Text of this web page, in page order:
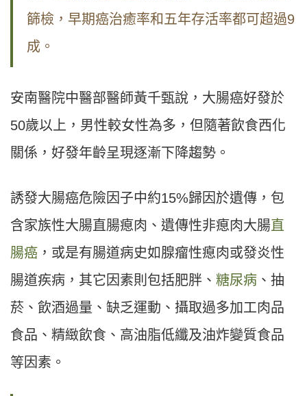
篩檢，早期癌治癒率和五年存活率都可超過9
成。
安南醫院中醫部醫師黃千甄說，大腸癌好發於
50歲以上，男性較女性為多，但隨著飲食西化
關係，好發年齡呈現逐漸下降趨勢。
誘發大腸癌危險因子中約15%歸因於遺傳，包
含家族性大腸直腸瘜肉、遺傳性非瘜肉大腸直
腸癌 ，或是有腸道病史如腺瘤性瘜肉或發炎性
腸道疾病，其它因素則包括肥胖、 糖尿病 、抽
菸、飲酒過量、缺乏運動、攝取過多加工肉品
食品、精緻飲食、高油脂低纖及油炸變質食品
等因素。